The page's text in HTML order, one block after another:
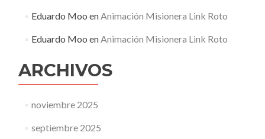
Eduardo Moo enAnimación Misionera Link Roto
Eduardo Moo enAnimación Misionera Link Roto
ARCHIVOS
noviembre 2025
septiembre 2025